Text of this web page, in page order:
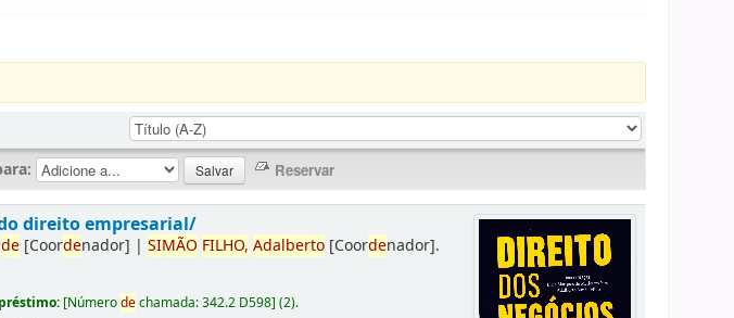
direito empresarial/
de [Coordenador] |SIMÃO FILHO, Adalberto [Coordenador].
[Númerodechamada:342.2 D598](2).